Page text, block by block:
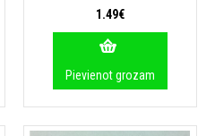
1.49€
Pievienot grozam